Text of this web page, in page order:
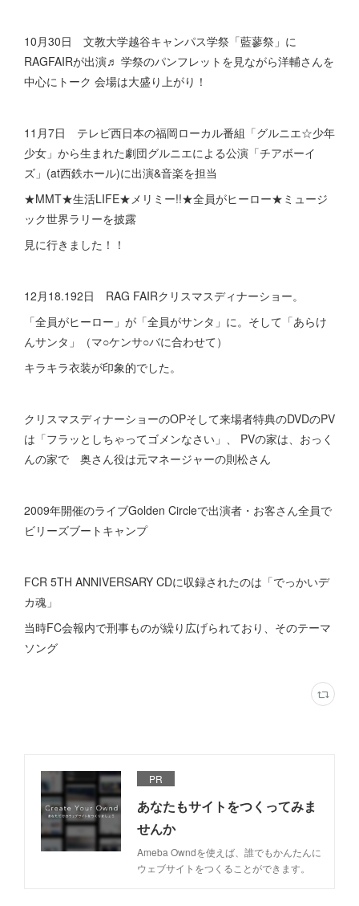
10月30日 文教大学越谷キャンパス学祭「藍蓼祭」に
RAGFAIRが出演♬︎ 学祭のパンフレットを見ながら洋輔さんを
中心にトーク 会場は大盛り上がり！
11月7日 テレビ西日本の福岡ローカル番組「グルニエ☆少年
少女」から生まれた劇団グルニエによる公演「チアボーイ
ズ」(at西鉄ホール)に出演&音楽を担当
★MMT★生活LIFE★メリミー!!★全員がヒーロー★ミュージ
ック世界ラリーを披露
見に行きました！！
12月18.192日 RAG FAIRクリスマスディナーショー。
「全員がヒーロー」が「全員がサンタ」に。そして「あらけ
んサンタ」（マ○ケンサ○バに合わせて）
キラキラ衣装が印象的でした。
クリスマスディナーショーのOPそして来場者特典のDVDのPV
は「フラッとしちゃってゴメンなさい」、 PVの家は、おっく
んの家で 奥さん役は元マネージャーの則松さん
2009年開催のライブGolden Circleで出演者・お客さん全員で
ビリーズブートキャンプ
FCR 5TH ANNIVERSARY CDに収録されたのは「でっかいデ
カ魂」
当時FC会報内で刑事ものが繰り広げられており、そのテーマ
ソング
PR
あなたもサイトをつくってみま
せんか
Ameba Owndを使えば、誰でもかんたんに
ウェブサイトをつくることができます。